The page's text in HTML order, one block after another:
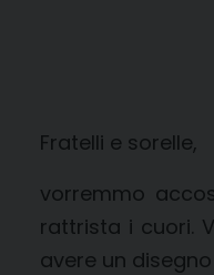
Fratelli e sorelle,
vorremmo
rattrista i cuori.
avere un